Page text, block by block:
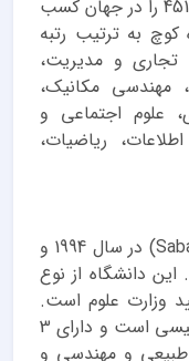
2020 و بر اساس رتبه بندی QS رتبه ی 451 را در جهان کسب
به ترتیب رتبه
تجاری و مدیریت،
مهندسی مکانیک،
علوم اجتماعی و
ریاضیات،
دانشگاه سابانجی (Sabancı Üniversitesi) در سال 1994 و
این دانشگاه از نوع
وزارت علوم است.
زبان آموزش در دانشگاه سابانجی انگلیسی است و دارای 3
طبیعی و مهندسی و